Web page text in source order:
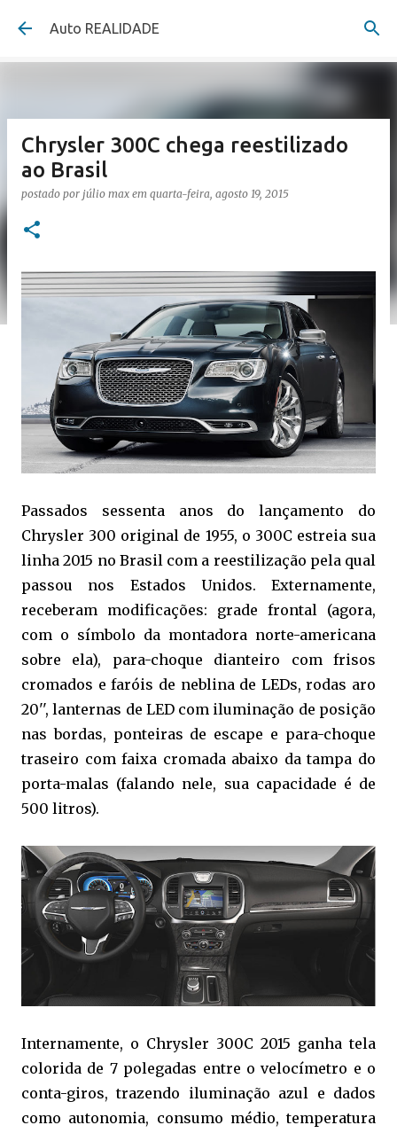
Pular para o conteúdo principal
Auto REALIDADE
Chrysler 300C chega reestilizado
ao Brasil
postado por júlio max em quarta-feira, agosto 19, 2015
Passados sessenta anos do lançamento do
Chrysler 300 original de 1955, o 300C estreia sua
linha 2015 no Brasil com a reestilização pela qual
passou nos Estados Unidos. Externamente,
receberam modificações: grade frontal (agora,
com o símbolo da montadora norte-americana
sobre ela), para-choque dianteiro com frisos
cromados e faróis de neblina de LEDs, rodas aro
20'', lanternas de LED com iluminação de posição
nas bordas, ponteiras de escape e para-choque
traseiro com faixa cromada abaixo da tampa do
porta-malas (falando nele, sua capacidade é de
500 litros).
Internamente, o Chrysler 300C 2015 ganha tela
colorida de 7 polegadas entre o velocímetro e o
conta-giros, trazendo iluminação azul e dados
como autonomia, consumo médio, temperatura